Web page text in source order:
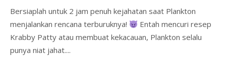
Bersiaplah untuk 2 jam penuh kejahatan saat Plankton
menjalankan rencana terburuknya!
Entah mencuri resep
Krabby Patty atau membuat kekacauan, Plankton selalu
punya niat jahat....